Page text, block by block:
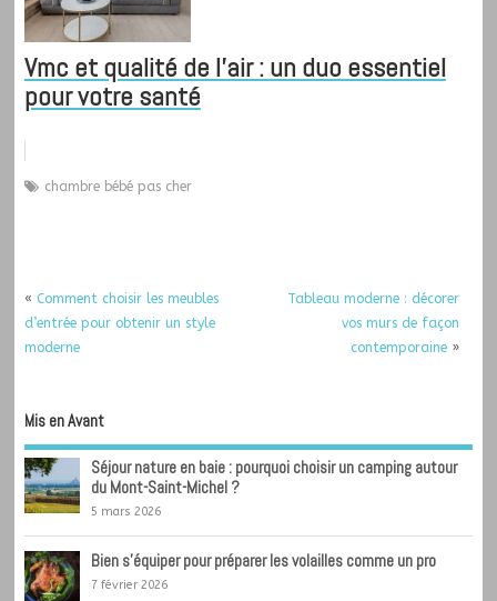
Vmc et qualité de l’air : un duo essentiel
pour votre santé
chambre bébé pas cher
« Comment choisir les meubles
d’entrée pour obtenir un style
moderne
Tableau moderne : décorer
vos murs de façon
contemporaine»
Mis en Avant
Séjour nature en baie : pourquoi choisir un camping autour
du Mont-Saint-Michel ?
5 mars 2026
Bien s’équiper pour préparer les volailles comme un pro
7 février 2026